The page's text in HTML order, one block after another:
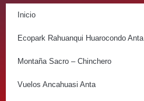
Inicio
Ecopark Rahuanqui Huarocondo Anta
Montaña Sacro – Chinchero
Vuelos Ancahuasi Anta